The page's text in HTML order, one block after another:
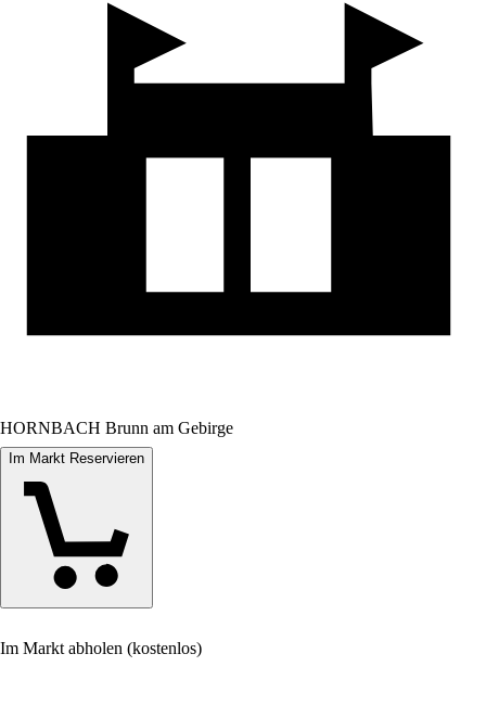
HORNBACH Brunn am Gebirge
Im Markt Reservieren
Im Markt abholen (kostenlos)